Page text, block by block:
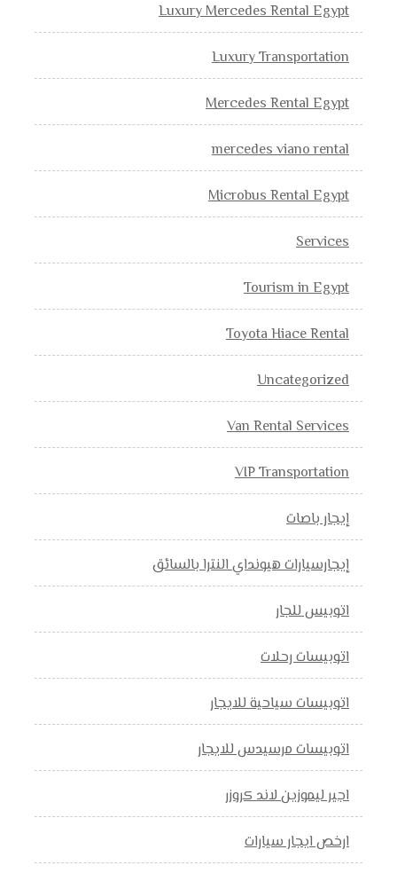
Luxury Mercedes Rental Egypt
Luxury Transportation
Mercedes Rental Egypt
mercedes viano rental
Microbus Rental Egypt
Services
Tourism in Egypt
Toyota Hiace Rental
Uncategorized
Van Rental Services
VIP Transportation
إيجار باصات
إيجارسيارات هيونداي النترا بالسائق
اتوبيس للجار
اتوبيسات رحلات
اتوبيسات سياحية للايجار
اتوبيسات مرسيدس للايجار
اجير ليموزين لاند كروزر
ارخص ايجار سيارات